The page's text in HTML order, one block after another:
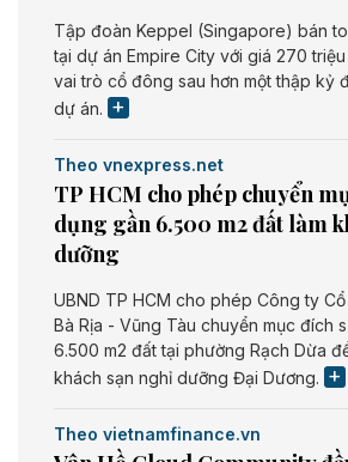
Tập đoàn Keppel (Singapore) bán
tại dự án Empire City với giá 270
vai trò cổ đông sau hơn một thập kỷ
dự án.
Theo vnexpress.net
TP HCM cho phép chuyển
dụng gần 6.500 m2 đất làm
dưỡng
UBND TP HCM cho phép Công ty
Bà Rịa - Vũng Tàu chuyển mục đích
6.500 m2 đất tại phường Rạch Dừa
khách sạn nghỉ dưỡng Đại Dương.
Theo vietnamfinance.vn